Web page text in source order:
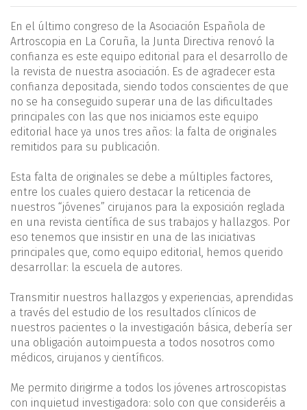
En el último congreso de la Asociación Española de
Artroscopia en La Coruña, la Junta Directiva renovó la
confianza es este equipo editorial para el desarrollo de
la revista de nuestra asociación. Es de agradecer esta
confianza depositada, siendo todos conscientes de que
no se ha conseguido superar una de las dificultades
principales con las que nos iniciamos este equipo
editorial hace ya unos tres años: la falta de originales
remitidos para su publicación.
Esta falta de originales se debe a múltiples factores,
entre los cuales quiero destacar la reticencia de
nuestros “jóvenes” cirujanos para la exposición reglada
en una revista científica de sus trabajos y hallazgos. Por
eso tenemos que insistir en una de las iniciativas
principales que, como equipo editorial, hemos querido
desarrollar: la escuela de autores.
Transmitir nuestros hallazgos y experiencias, aprendidas
a través del estudio de los resultados clínicos de
nuestros pacientes o la investigación básica, debería ser
una obligación autoimpuesta a todos nosotros como
médicos, cirujanos y científicos.
Me permito dirigirme a todos los jóvenes artroscopistas
con inquietud investigadora: solo con que consideréis a